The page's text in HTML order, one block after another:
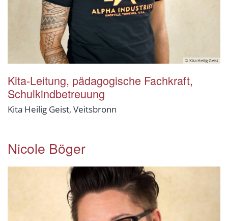
© Kita Heilig Geist
Kita-Leitung, pädagogische Fachkraft,
Schulkindbetreuung
Kita Heilig Geist, Veitsbronn
Nicole Böger